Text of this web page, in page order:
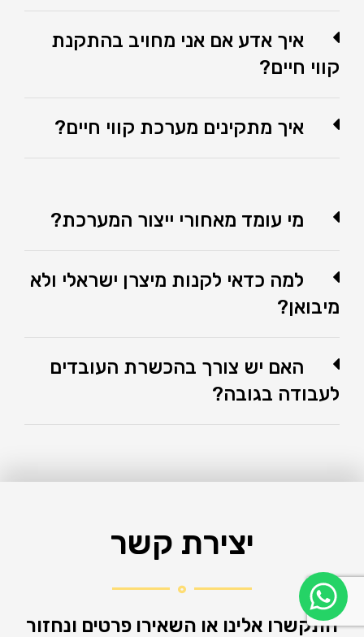
איך אדע אם אני מחויב בהתקנת
קווי חיים?
איך מתקינים מערכת קווי חיים?
מי עומד מאחורי ייצור המערכת?
למה כדאי לקנות מיצרן ישראלי ולא
מיבואן?
האם יש צורך בהכשרת העובדים
לעבודה בגובה?
יצירת קשר
התקשרו אלינו או השאירו פרטים ונחזור